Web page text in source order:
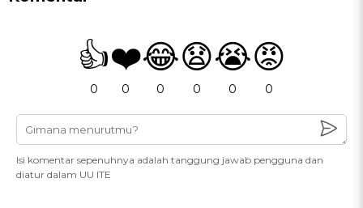
👍
0
❤️
0
😂
0
😧
0
😭
0
😡
0
Isi komentar sepenuhnya adalah tanggung jawab pengguna dan
diatur dalam UU ITE